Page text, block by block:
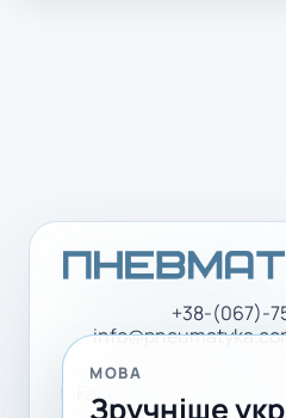
+38-(067)-
Facebook
МОВА
Зручніше